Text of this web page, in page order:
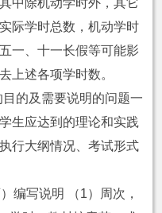
中除机动学时外，其它
际学时总数，机动学时
一、十一长假等可能影
上述各项学时数。
目的及需要说明的问题一
生应达到的理论和实践
行大纲情况、考试形式
编写说明 （1）周次，